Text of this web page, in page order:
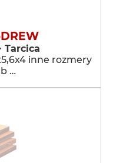
Tarcica
inne rozmery
…